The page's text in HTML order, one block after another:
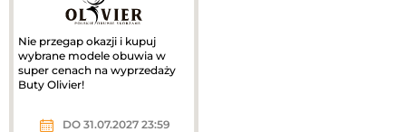
Nie przegap okazji i kupuj
wybrane modele obuwia w
super cenach na wyprzedaży
Buty Olivier!
DO 31.07.2027 23:59